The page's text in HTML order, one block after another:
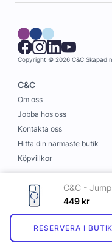
449 kr
RESERVERA I BUTIK
Copyright © 2026 C&C Skapad
C&C
Om oss
Jobba hos oss
Kontakta oss
Hitta din närmaste butik
Köpvillkor
Information
Leverans och betalning
Cookies
Personuppgiftspolicy